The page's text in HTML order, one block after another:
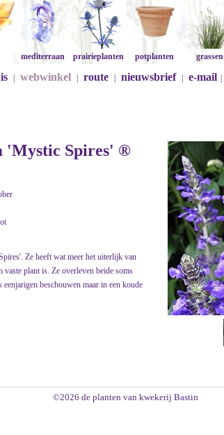
mediterraan prairieplanten potplanten grassen
webwinkel route nieuwsbrief e-mail
'Mystic Spires' ®
Ze heeft wat meer het uiterlijk van
vaste plant is. Ze overleven beide soms
beschouwen maar in een koude
©2026 de planten van kwekerij Bastin